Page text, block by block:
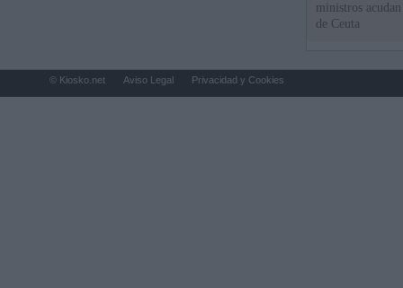
ministros
de Ceuta
© Kiosko.net Aviso Legal Privacidad y Cookies